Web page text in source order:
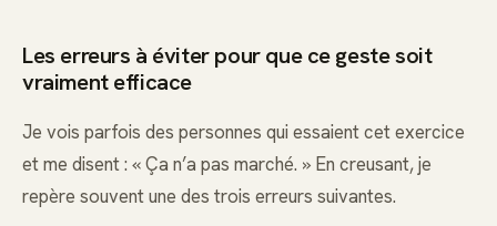
Les erreurs à éviter pour que ce geste soit
vraiment efficace
Je vois parfois des personnes qui essaient cet exercice
et me disent : « Ça n’a pas marché. » En creusant, je
repère souvent une des trois erreurs suivantes.